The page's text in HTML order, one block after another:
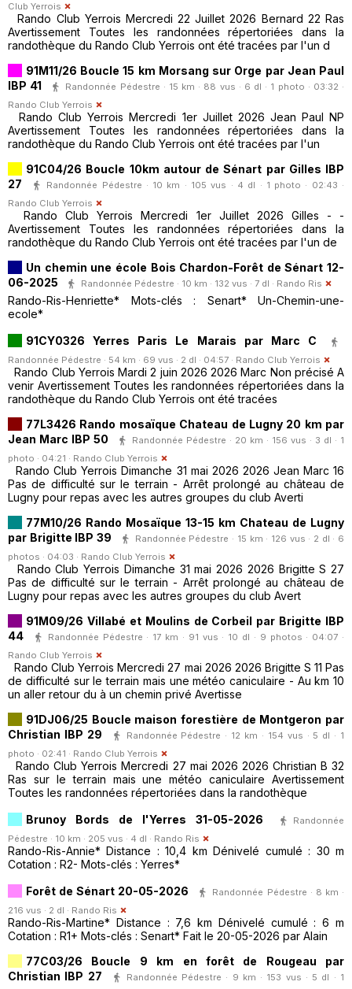
Club Yerrois
Rando Club Yerrois Mercredi 22 Juillet 2026 Bernard 22 Ras
Avertissement Toutes les randonnées répertoriées dans la
randothèque du Rando Club Yerrois ont été tracées par l'un d
91M11/26 Boucle 15 km Morsang sur Orge par Jean Paul
IBP 41
Randonnée Pédestre · 15 km · 88 vus · 6 dl · 1 photo · 03:32 ·
Rando Club Yerrois
Rando Club Yerrois Mercredi 1er Juillet 2026 Jean Paul NP
Avertissement Toutes les randonnées répertoriées dans la
randothèque du Rando Club Yerrois ont été tracées par l'un
91C04/26 Boucle 10km autour de Sénart par Gilles IBP
27
Randonnée Pédestre · 10 km · 105 vus · 4 dl · 1 photo · 02:43 ·
Rando Club Yerrois
Rando Club Yerrois Mercredi 1er Juillet 2026 Gilles - -
Avertissement Toutes les randonnées répertoriées dans la
randothèque du Rando Club Yerrois ont été tracées par l'un de
Un chemin une école Bois Chardon-Forêt de Sénart 12-
06-2025
Randonnée Pédestre · 10 km · 132 vus · 7 dl · Rando Ris
Rando-Ris-Henriette* Mots-clés : Senart* Un-Chemin-une-
ecole*
91CY0326 Yerres Paris Le Marais par Marc C
Randonnée Pédestre · 54 km · 69 vus · 2 dl · 04:57 · Rando Club Yerrois
Rando Club Yerrois Mardi 2 juin 2026 2026 Marc Non précisé A
venir Avertissement Toutes les randonnées répertoriées dans la
randothèque du Rando Club Yerrois ont été tracées
77L3426 Rando mosaïque Chateau de Lugny 20 km par
Jean Marc IBP 50
Randonnée Pédestre · 20 km · 156 vus · 3 dl · 1
photo · 04:21 · Rando Club Yerrois
Rando Club Yerrois Dimanche 31 mai 2026 2026 Jean Marc 16
Pas de difficulté sur le terrain - Arrêt prolongé au château de
Lugny pour repas avec les autres groupes du club Averti
77M10/26 Rando Mosaïque 13-15 km Chateau de Lugny
par Brigitte IBP 39
Randonnée Pédestre · 15 km · 126 vus · 2 dl · 6
photos · 04:03 · Rando Club Yerrois
Rando Club Yerrois Dimanche 31 mai 2026 2026 Brigitte S 27
Pas de difficulté sur le terrain - Arrêt prolongé au château de
Lugny pour repas avec les autres groupes du club Avert
91M09/26 Villabé et Moulins de Corbeil par Brigitte IBP
44
Randonnée Pédestre · 17 km · 91 vus · 10 dl · 9 photos · 04:07 ·
Rando Club Yerrois
Rando Club Yerrois Mercredi 27 mai 2026 2026 Brigitte S 11 Pas
de difficulté sur le terrain mais une météo caniculaire - Au km 10
un aller retour du à un chemin privé Avertisse
91DJ06/25 Boucle maison forestière de Montgeron par
Christian IBP 29
Randonnée Pédestre · 12 km · 154 vus · 5 dl · 1
photo · 02:41 · Rando Club Yerrois
Rando Club Yerrois Mercredi 27 mai 2026 2026 Christian B 32
Ras sur le terrain mais une météo caniculaire Avertissement
Toutes les randonnées répertoriées dans la randothèque
Brunoy Bords de l'Yerres 31-05-2026
Randonnée
Pédestre · 10 km · 205 vus · 4 dl · Rando Ris
Rando-Ris-Annie* Distance : 10,4 km Dénivelé cumulé : 30 m
Cotation : R2- Mots-clés : Yerres*
Forêt de Sénart 20-05-2026
Randonnée Pédestre · 8 km ·
216 vus · 2 dl · Rando Ris
Rando-Ris-Martine* Distance : 7,6 km Dénivelé cumulé : 6 m
Cotation : R1+ Mots-clés : Senart* Fait le 20-05-2026 par Alain
77C03/26 Boucle 9 km en forêt de Rougeau par
Christian IBP 27
Randonnée Pédestre · 9 km · 153 vus · 5 dl · 1